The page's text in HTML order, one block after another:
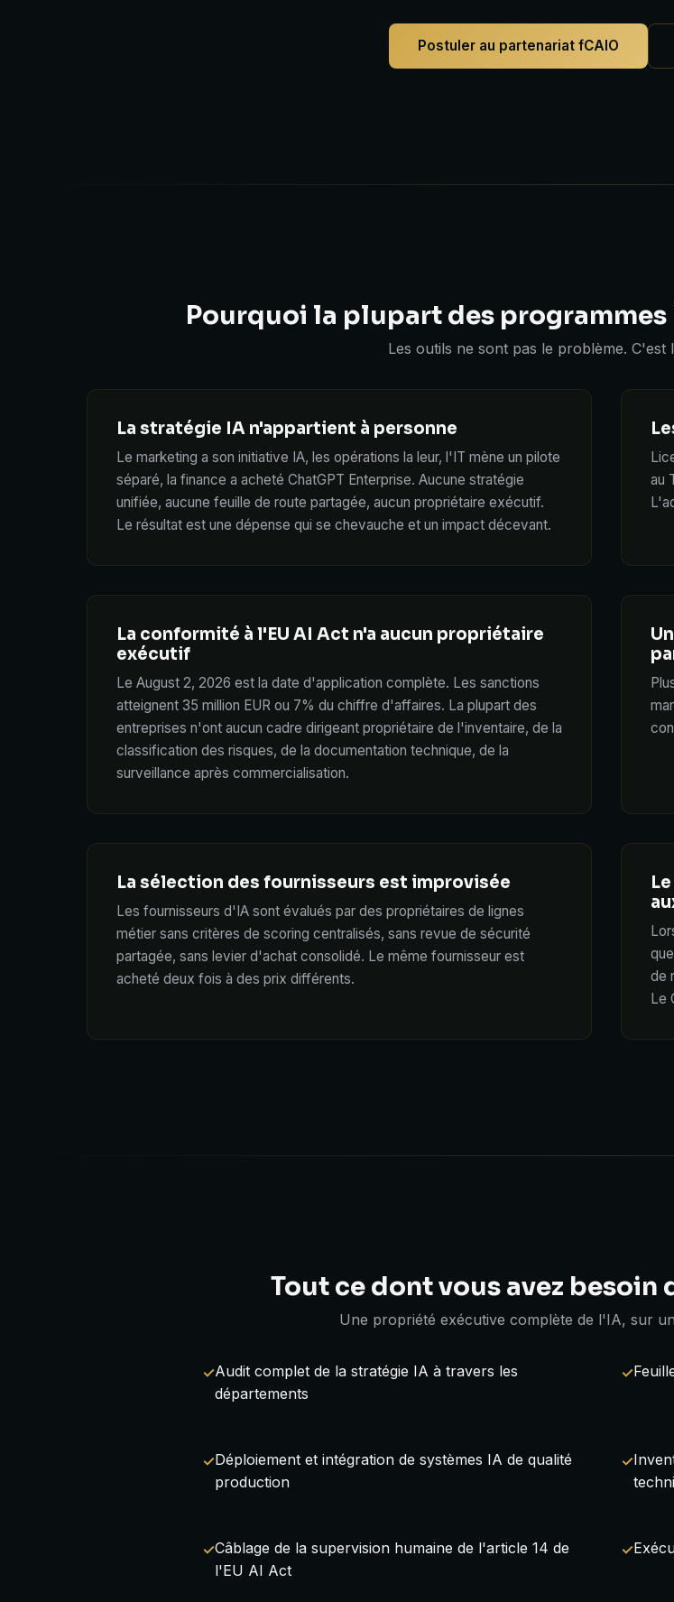
Postuler au partenariat fCAIO
Pourquoi la plupart des
Les outils ne sont pas le problème. C'est
La stratégie IA n'appartient à personne
Le marketing a son initiative IA, les opérations la leur, l'IT mène un pilote
séparé, la finance a acheté ChatGPT Enterprise. Aucune stratégie
unifiée, aucune feuille de route partagée, aucun propriétaire exécutif.
Le résultat est une dépense qui se chevauche et un impact décevant.
au
La conformité à l'EU AI Act n'a aucun propriétaire
exécutif
Le August 2, 2026 est la date d'application complète. Les sanctions
atteignent 35 million EUR ou 7% du chiffre d'affaires. La plupart des
entreprises n'ont aucun cadre dirigeant propriétaire de l'inventaire, de la
classification des risques, de la documentation technique, de la
surveillance après commercialisation.
La sélection des fournisseurs est improvisée
Les fournisseurs d'IA sont évalués par des propriétaires de lignes
métier sans critères de scoring centralisés, sans revue de sécurité
partagée, sans levier d'achat consolidé. Le même fournisseur est
acheté deux fois à des prix différents.
de
Le
Tout ce dont vous avez besoin
Une propriété exécutive complète de l'IA, sur
Audit complet de la stratégie IA à travers les
départements
Déploiement et intégration de systèmes IA de qualité
production
Câblage de la supervision humaine de l'article 14 de
l'EU AI Act